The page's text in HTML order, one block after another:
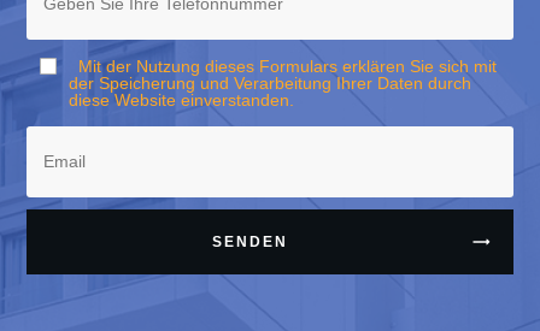
Mit der Nutzung dieses Formulars erklären Sie sich mit
der Speicherung und Verarbeitung Ihrer Daten durch
diese Website einverstanden.
SENDEN